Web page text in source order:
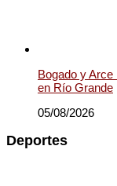
Bogado y
en Río Grande
05/08/2026
Deportes